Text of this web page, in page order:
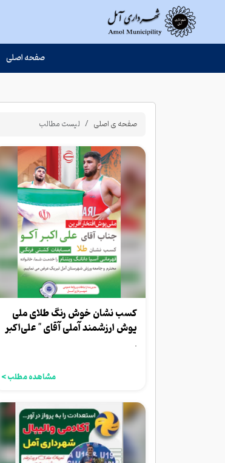
صفحه اصلی
صفحه ی اصلی لیست مطالب
کسب نشان خوش رنگ طلای ملی
پوش ارزشمند آملی آقای " علی‌اکبر
آکو "....
مشاهده مطلب >